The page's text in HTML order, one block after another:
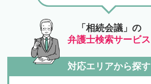
「相続会議」の
弁護士検索サービス
対応エリアから探す